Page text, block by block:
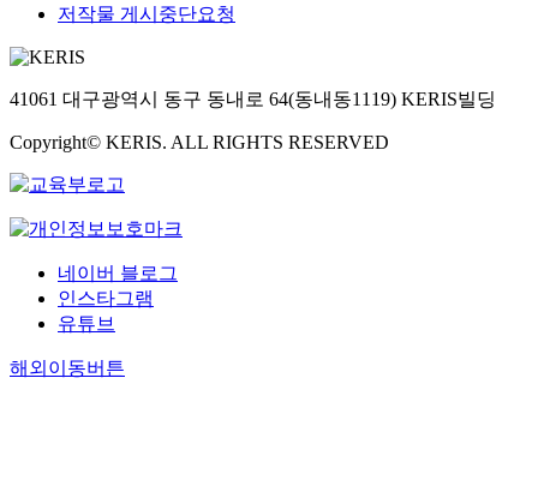
저작물 게시중단요청
41061 대구광역시 동구 동내로 64(동내동1119) KERIS빌딩
Copyright© KERIS. ALL RIGHTS RESERVED
네이버 블로그
인스타그램
유튜브
해외이동버튼